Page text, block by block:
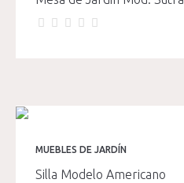
MUEBLES DE JARDÍN
Silla Modelo Americano